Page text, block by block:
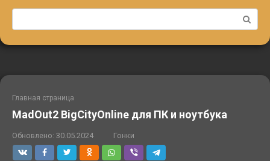
Поиск:
Главная страница
MadOut2 BigCityOnline для ПК и ноутбука
Обновлено: 30.05.2024 Гонки